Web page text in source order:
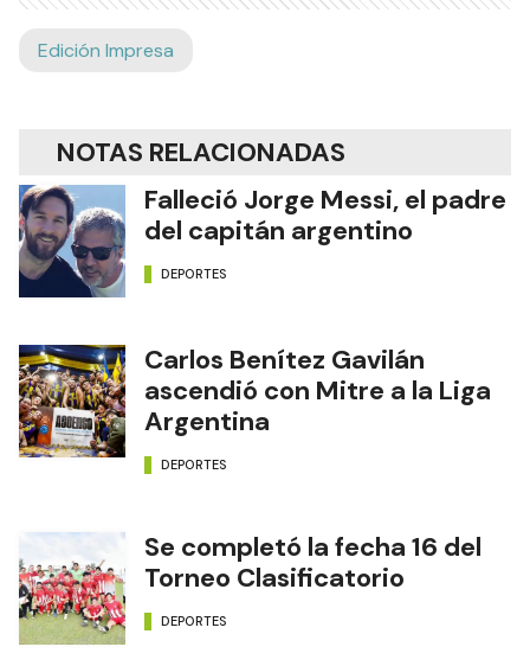
Edición Impresa
NOTAS RELACIONADAS
Falleció Jorge Messi, el padre
del capitán argentino
DEPORTES
Carlos Benítez Gavilán
ascendió con Mitre a la Liga
Argentina
DEPORTES
Se completó la fecha 16 del
Torneo Clasificatorio
DEPORTES